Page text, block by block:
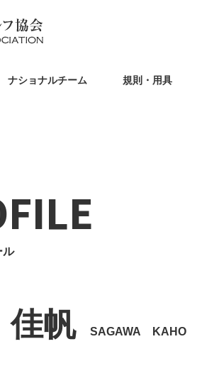
ナショナルチーム 規則・用具
ル
帆 SAGAWA KAHO